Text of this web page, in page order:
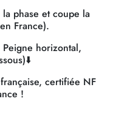
phase et coupe la
France).
Peigne horizontal,
certifiée NF
!